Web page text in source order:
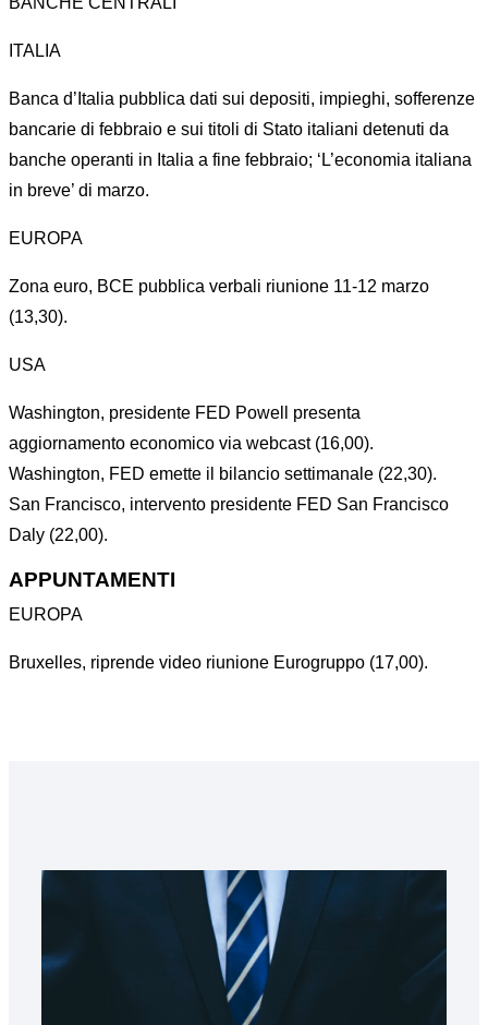
ITALIA
Banca d’Italia pubblica dati sui depositi, impieghi, sofferenze
bancarie di febbraio e sui titoli di Stato italiani detenuti da
banche operanti in Italia a fine febbraio; ‘L’economia italiana
in breve’ di marzo.
EUROPA
Zona euro, BCE pubblica verbali riunione 11-12 marzo
(13,30).
USA
Washington, presidente FED Powell presenta
aggiornamento economico via webcast (16,00).
Washington, FED emette il bilancio settimanale (22,30).
San Francisco, intervento presidente FED San Francisco
Daly (22,00).
APPUNTAMENTI
EUROPA
Bruxelles, riprende video riunione Eurogruppo (17,00).